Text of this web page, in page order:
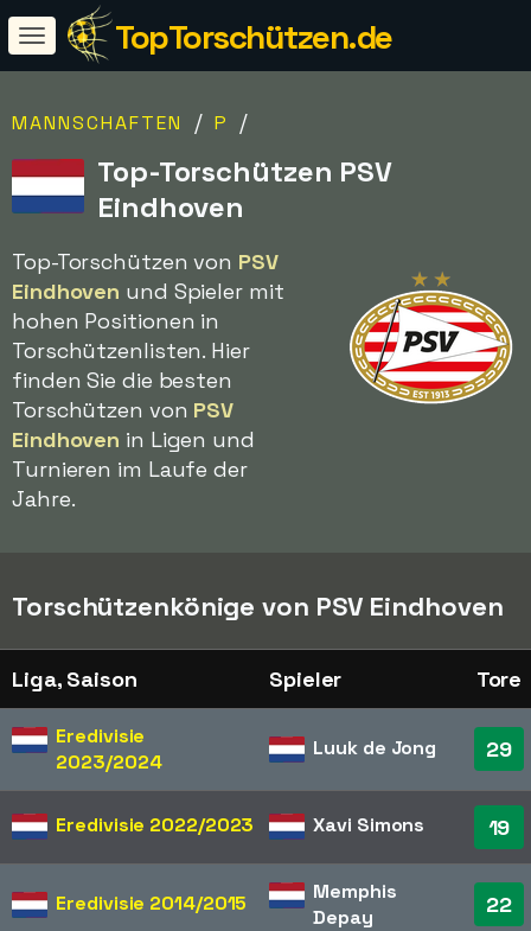
TopTorschützen.de
MANNSCHAFTEN / P /
Top-Torschützen PSV
Eindhoven
Top-Torschützen von PSV
Eindhoven und Spieler mit
hohen Positionen in
Torschützenlisten. Hier
finden Sie die besten
Torschützen von PSV
Eindhoven in Ligen und
Turnieren im Laufe der
Jahre.
Torschützenkönige von PSV Eindhoven
Liga, Saison Spieler Tore
Eredivisie
2023/2024
Luuk de Jong 29
Eredivisie 2022/2023 Xavi Simons 19
Eredivisie 2014/2015
Memphis
Depay
22